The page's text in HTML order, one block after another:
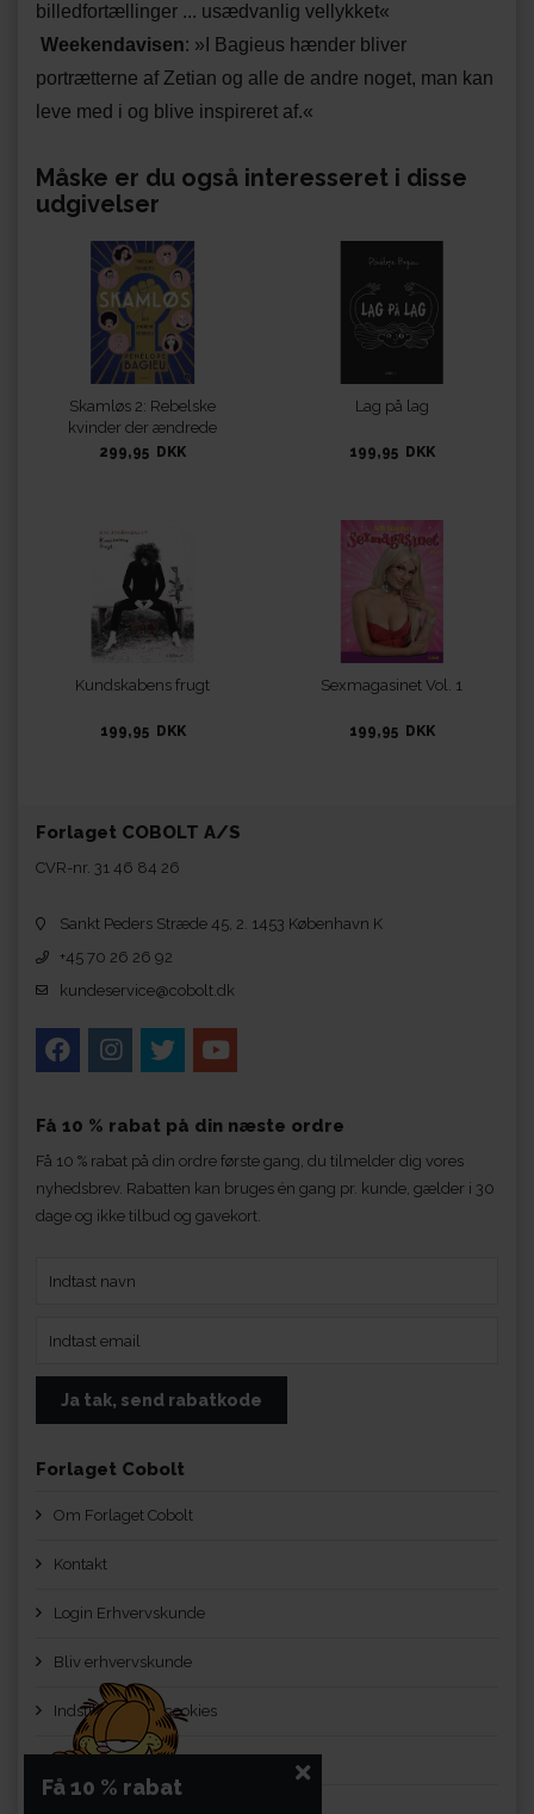
billedfortællinger ... usædvanlig vellykket«
Weekendavisen: »I Bagieus hænder bliver
portrætterne af Zetian og alle de andre noget, man kan
leve med i og blive inspireret af.«
Måske er du også interesseret i disse
udgivelser
Skamløs 2: Rebelske
kvinder der ændrede
verden
299,95 DKK
Lag på lag
199,95 DKK
Kundskabens frugt
199,95 DKK
Sexmagasinet Vol. 1
199,95 DKK
Forlaget COBOLT A/S
CVR-nr. 31 46 84 26
Sankt Peders Stræde 45, 2. 1453 København K
+45 70 26 26 92
kundeservice@cobolt.dk
Få 10 % rabat på din næste ordre
Få 10 % rabat på din ordre første gang, du tilmelder dig vores
nyhedsbrev. Rabatten kan bruges én gang pr. kunde, gælder i 30
dage og ikke tilbud og gavekort.
Forlaget Cobolt
Om Forlaget Cobolt
Kontakt
Login Erhvervskunde
Bliv erhvervskunde
Indstillinger for cookies
Handelsbetingelser
Få 10 % rabat